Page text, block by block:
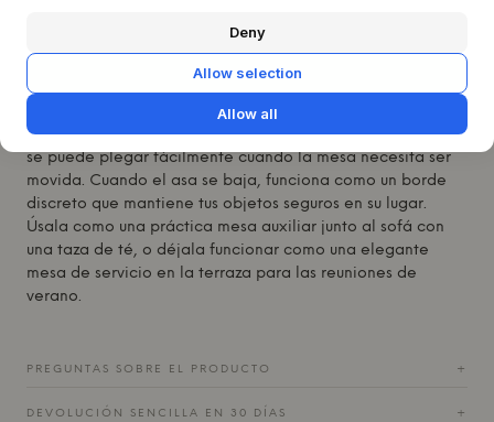
con una amplia gama de colores atractivos, convierte a la
mesa en un elemento versátil para cualquier hogar.
La principal fortaleza de la mesa reside en su flexibilidad.
El metal con recubrimiento en polvo la hace apta para uso
tanto en interiores como en exteriores, y su ingeniosa asa
se puede plegar fácilmente cuando la mesa necesita ser
movida. Cuando el asa se baja, funciona como un borde
discreto que mantiene tus objetos seguros en su lugar.
Úsala como una práctica mesa auxiliar junto al sofá con
una taza de té, o déjala funcionar como una elegante
mesa de servicio en la terraza para las reuniones de
verano.
PREGUNTAS SOBRE EL PRODUCTO +
DEVOLUCIÓN SENCILLA EN 30 DÍAS +
Deny
Allow selection
Allow all